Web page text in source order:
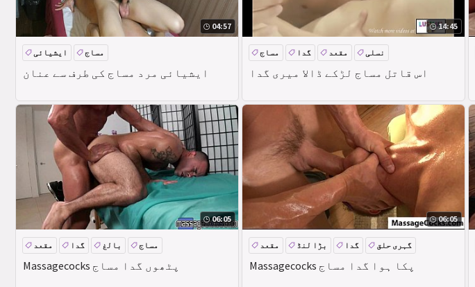
04:57
ایشیائی مرد مساج کی طرف سے عنان
ایشیائی مساج
14:45
اس قاتل مساج لڑکے ڈالا میری گدا
مساج گدا مقعد نسلی
06:05
Massagecocks پٹھوں گدا مساج
مقعد گدا بالغ مساج
06:05
Massagecocks پکا ہوا گدا مساج
مقعد بڑا لنڈ گدا گہری حلق